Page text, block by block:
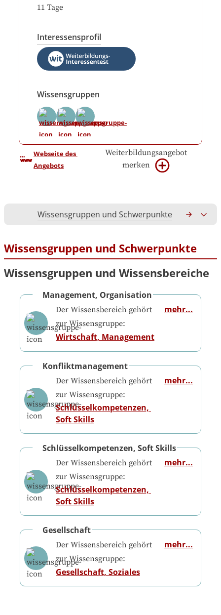
11 Tage
Interessensprofil
Wissensgruppen
Webseite des
Angebots
Weiterbildungsangebot
merken
Wissensgruppen und Schwerpunkte
Wissensgruppen und Schwerpunkte
Wissensgruppen und Wissensbereiche
Management, Organisation
Der Wissensbereich gehört
zur Wissensgruppe:
Wirtschaft, Management
mehr...
Konfliktmanagement
Der Wissensbereich gehört
zur Wissensgruppe:
Schlüsselkompetenzen,
Soft Skills
mehr...
Schlüsselkompetenzen, Soft Skills
Der Wissensbereich gehört
zur Wissensgruppe:
Schlüsselkompetenzen,
Soft Skills
mehr...
Gesellschaft
Der Wissensbereich gehört
zur Wissensgruppe:
Gesellschaft, Soziales
mehr...